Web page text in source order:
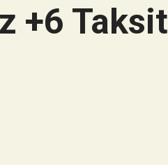
+6 Taksit